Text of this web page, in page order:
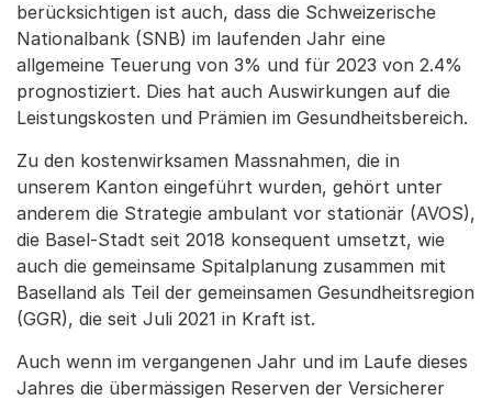
berücksichtigen ist auch, dass die Schweizerische
Nationalbank (SNB) im laufenden Jahr eine
allgemeine Teuerung von 3% und für 2023 von 2.4%
prognostiziert. Dies hat auch Auswirkungen auf die
Leistungskosten und Prämien im Gesundheitsbereich.
Zu den kostenwirksamen Massnahmen, die in
unserem Kanton eingeführt wurden, gehört unter
anderem die Strategie ambulant vor stationär (AVOS),
die Basel-Stadt seit 2018 konsequent umsetzt, wie
auch die gemeinsame Spitalplanung zusammen mit
Baselland als Teil der gemeinsamen Gesundheitsregion
(GGR), die seit Juli 2021 in Kraft ist.
Auch wenn im vergangenen Jahr und im Laufe dieses
Jahres die übermässigen Reserven der Versicherer